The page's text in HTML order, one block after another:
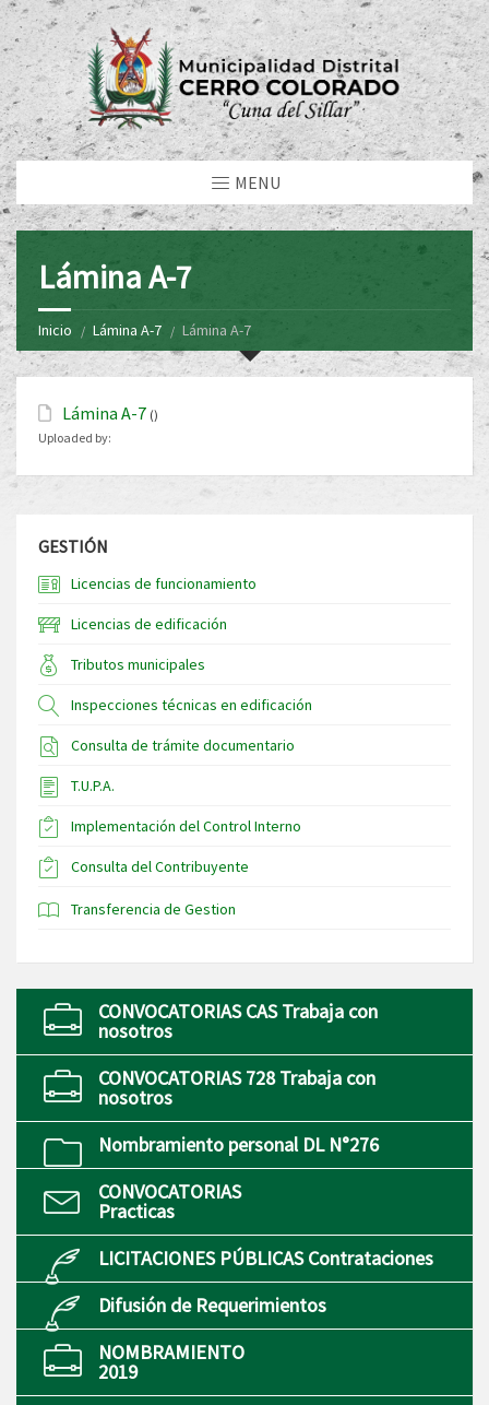
MENU
Lámina A-7
Inicio Lámina A-7 Lámina A-7
Lámina A-7 ()
Uploaded by:
GESTIÓN
Licencias de funcionamiento
Licencias de edificación
Tributos municipales
Inspecciones técnicas en edificación
Consulta de trámite documentario
T.U.P.A.
Implementación del Control Interno
Consulta del Contribuyente
Transferencia de Gestion
CONVOCATORIAS CAS Trabaja con
nosotros
CONVOCATORIAS 728 Trabaja con
nosotros
Nombramiento personal DL N°276
CONVOCATORIAS
Practicas
LICITACIONES PÚBLICAS Contrataciones
Difusión de Requerimientos
NOMBRAMIENTO
2019